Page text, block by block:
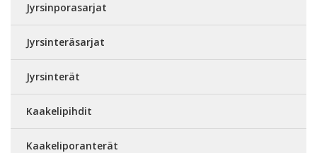
Jyrsinporasarjat
Jyrsinteräsarjat
Jyrsinterät
Kaakelipihdit
Kaakeliporanterät